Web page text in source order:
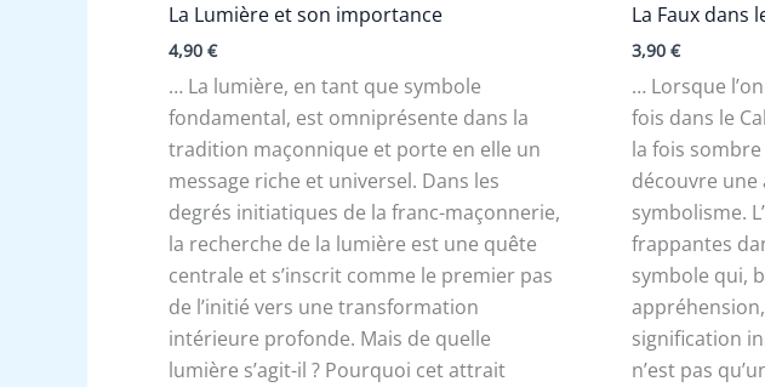
La Lumière et son importance
4,90€
… La lumière, en tant que symbole
fondamental, est omniprésente dans la
tradition maçonnique et porte en elle un
message riche et universel. Dans les
degrés initiatiques de la franc-maçonnerie,
la recherche de la lumière est une quête
centrale et s’inscrit comme le premier pas
de l’initié vers une transformation
intérieure profonde. Mais de quelle
lumière s’agit-il ? Pourquoi cet attrait
La Faux dans
3,90€
… Lorsque
fois dans le
la fois
découvre une
symbolisme.
frappantes
symbole qui,
signification
n’est pas